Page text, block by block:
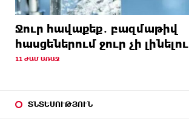
Ջուր հավաքեք․ բազմաթիվ
հասցեներում ջուր չի լինելու
11 ԺԱՄ ԱՌԱՋ
ՏՆՏԵՍՈՒԹՅՈՒՆ